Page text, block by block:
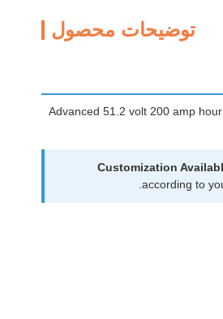
توضیحات محصول
Advanced 51.2 volt 200 amp
Customization
according to